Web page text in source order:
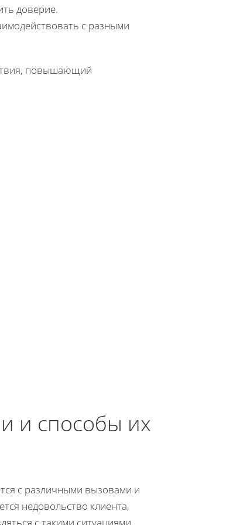
доверие.
с разными
повышающий
и способы их
с различными вызовами и
недовольство клиента,